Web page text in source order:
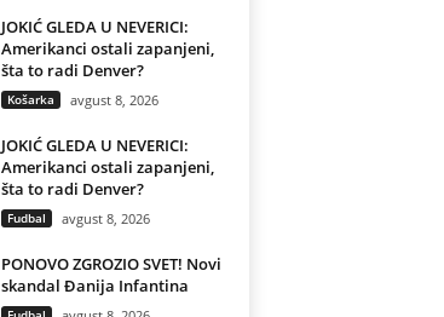
JOKIĆ GLEDA U NEVERICI:
Amerikanci ostali zapanjeni,
šta to radi Denver?
Košarka avgust 8, 2026
JOKIĆ GLEDA U NEVERICI:
Amerikanci ostali zapanjeni,
šta to radi Denver?
Fudbal avgust 8, 2026
PONOVO ZGROZIO SVET! Novi
skandal Đanija Infantina